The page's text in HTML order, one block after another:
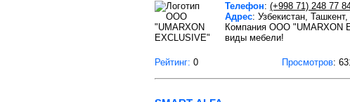
Телефон: (+998 71) 248 77
Адрес: Узбекистан,
Компания OOO "UMARXON
виды мебели!
Рейтинг: 0 Просмотров: